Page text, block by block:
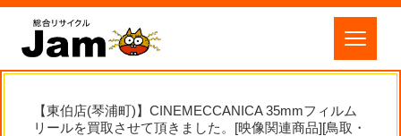
【東伯店(琴浦町)】CINEMECCANICA 35mmフィルム
リールを買取させて頂きました。[映像関連商品][鳥取・